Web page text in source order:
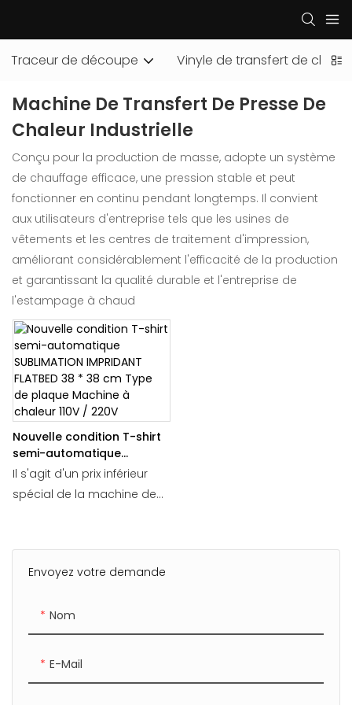
Traceur de découpe Vinyle de transfert de
Machine De Transfert De Presse De
Chaleur Industrielle
Conçu pour la production de masse, adopte un système
de chauffage efficace, une pression stable et peut
fonctionner en continu pendant longtemps. Il convient
aux utilisateurs d'entreprise tels que les usines de
vêtements et les centres de traitement d'impression,
améliorant considérablement l'efficacité de la production
et garantissant la qualité durable et l'entreprise de
l'estampage à chaud
Envoyez votre demande
Nom
E-Mail
Nouvelle condition T-shirt
semi-automatique
SUBLIMATION IMPRIDANT
FLATBED 38 * 38 cm Type
de plaque Machine à
Il s'agit d'un prix inférieur
spécial de la machine de
70x46x35 cm